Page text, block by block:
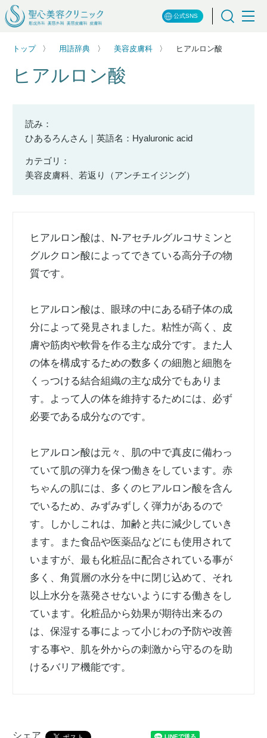
公式SNS
トップ 用語辞典 美容皮膚科 ヒアルロン酸
ヒアルロン酸
読み：
ひあるろんさん｜英語名：Hyaluronic acid
カテゴリ：
美容皮膚科、若返り（アンチエイジング）
ヒアルロン酸は、N-アセチルグルコサミンと
グルクロン酸によってできている高分子の物
質です。
ヒアルロン酸は、眼球の中にある硝子体の成
分によって発見されました。粘性が高く、皮
膚や筋肉や軟骨を作る主な成分です。また人
の体を構成するための数多くの細胞と細胞を
くっつける結合組織の主な成分でもありま
す。よって人の体を維持するためには、必ず
必要である成分なのです。
ヒアルロン酸は元々、肌の中で真皮に備わっ
ていて肌の弾力を保つ働きをしています。赤
ちゃんの肌には、多くのヒアルロン酸を含ん
でいるため、みずみずしく弾力があるので
す。しかしこれは、加齢と共に減少していき
ます。また食品や医薬品などにも使用されて
いますが、最も化粧品に配合されている事が
多く、角質層の水分を中に閉じ込めて、それ
以上水分を蒸発させないようにする働きをし
ています。化粧品から効果が期待出来るの
は、保湿する事によって小じわの予防や改善
する事や、肌を外からの刺激から守るのを助
けるバリア機能です。
シェア